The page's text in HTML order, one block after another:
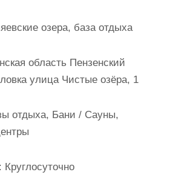
озера, база отдыха
область Пензенский
улица Чистые озёра, 1
отдыха, Бани / Сауны,
Круглосуточно